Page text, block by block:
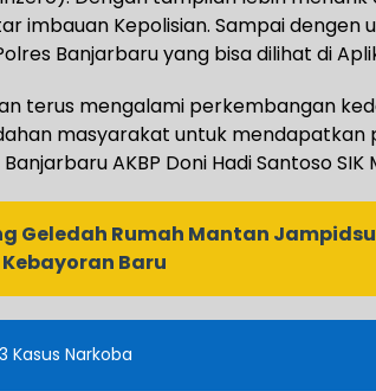
imbauan Kepolisian. Sampai dengen
Banjarbaru yang bisa dilihat di
terus mengalami perkembangan
masyarakat untuk mendapatkan
AKBP Doni Hadi Santoso
Geledah Rumah Mantan
Baru
Kasus Narkoba